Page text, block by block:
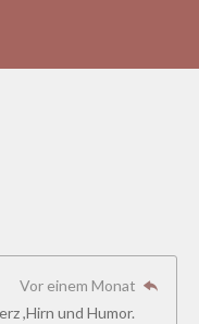
Vor einem Monat
,Hirn und Humor.